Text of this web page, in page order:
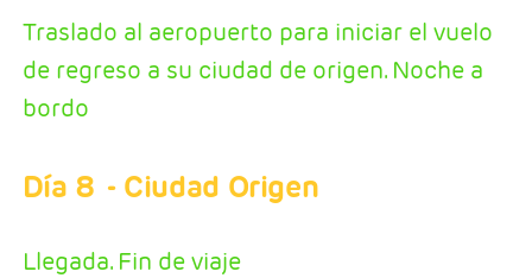
Traslado al aeropuerto para iniciar el vuelo
de regreso a su ciudad de origen. Noche a
bordo
Día 8 - Ciudad Origen
Llegada. Fin de viaje